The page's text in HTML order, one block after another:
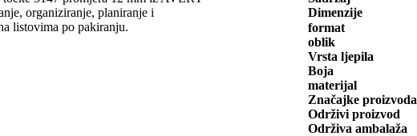
organiziranje, planiranje i
listovima po pakiranju.
Dimenzije
format
oblik
Vrsta ljepila
Boja
materijal
Značajke proizvoda
Održivi proizvod
Održiva ambalaža